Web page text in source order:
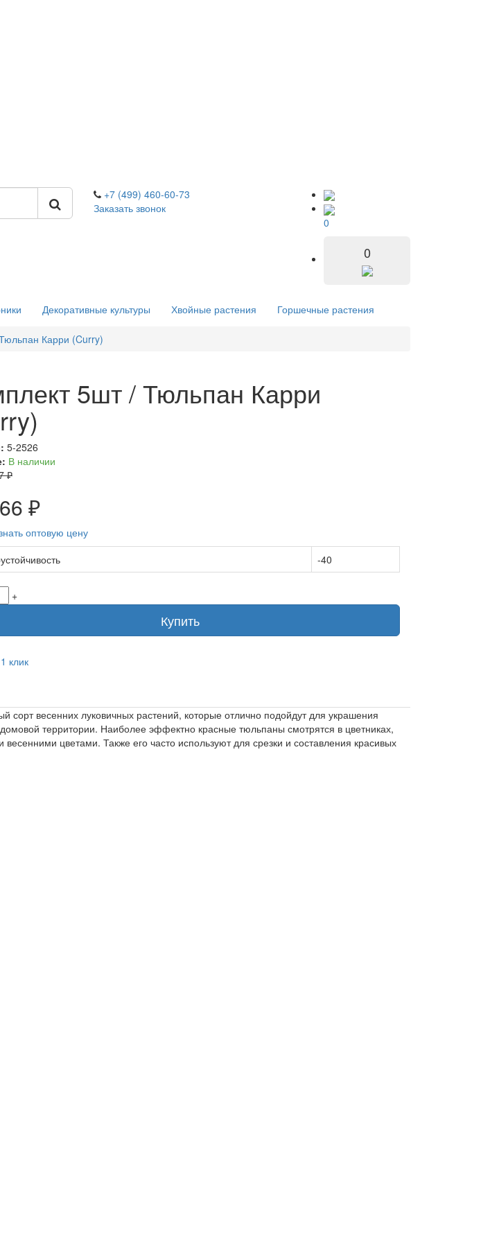
+7 (499) 460-60-73
Заказать звонок
0
0
Декоративные культуры Хвойные растения Горшечные растения
Карри (Curry)
5шт / Тюльпан Карри
5-2526
В наличии
₽
₽
оптовую цену
-40
+
Купить
клик
весенних луковичных растений, которые отлично подойдут для украшения
территории. Наиболее эффектно красные тюльпаны смотрятся в цветниках,
цветами. Также его часто используют для срезки и составления красивых